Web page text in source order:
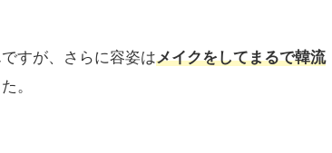
すが、さらに容姿はメイクをしてまるで韓流
。